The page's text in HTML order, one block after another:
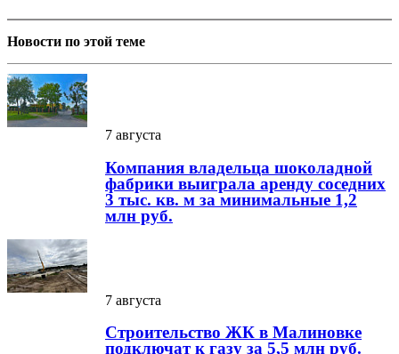
Новости по этой теме
7 августа
Компания владельца шоколадной
фабрики выиграла аренду соседних
3 тыс. кв. м за минимальные 1,2
млн руб.
7 августа
Строительство ЖК в Малиновке
подключат к газу за 5,5 млн руб.